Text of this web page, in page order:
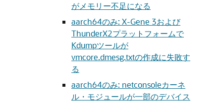
がメモリー不足になる
aarch64のみ: X-Gene 3および
ThunderX2プラットフォームで
Kdumpツールが
vmcore.dmesg.txtの作成に失敗す
る
aarch64のみ: netconsoleカーネ
ル・モジュールが一部のデバイス